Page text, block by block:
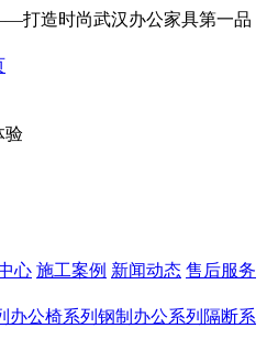
打造时尚武汉办公家具第一品
验
心 施工案例 新闻动态 售后服务
办公椅系列 钢制办公系列 隔断系